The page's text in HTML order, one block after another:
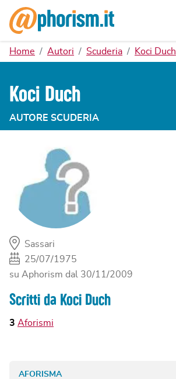
Home Autori Scuderia Koci Duch
Koci Duch
AUTORE SCUDERIA
Sassari
25/07/1975
su Aphorism dal 30/11/2009
Scritti da Koci Duch
3 Aforismi
AFORISMA